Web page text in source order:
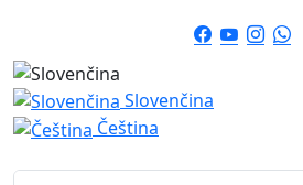
Slovenčina
Čeština